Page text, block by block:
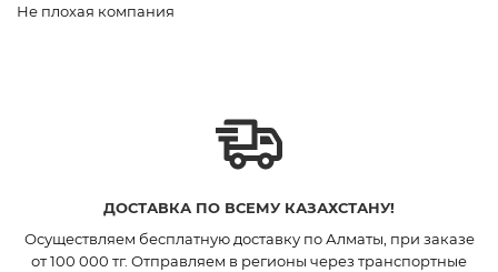
Не плохая компания
ДОСТАВКА ПО ВСЕМУ КАЗАХСТАНУ!
Осуществляем бесплатную доставку по Алматы, при заказе
от 100 000 тг. Отправляем в регионы через транспортные